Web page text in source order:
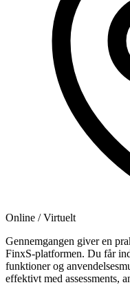
Online / Virtuelt
Gennemgangen giver en
FinxS-platformen. Du får
funktioner og
effektivt med assessments,